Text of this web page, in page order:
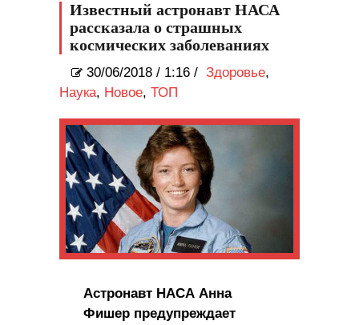
Известный астронавт НАСА
рассказала о страшных
космических заболеваниях
30/06/2018 / 1:16 / Здоровье,
Наука, Новое, ТОП
Астронавт НАСА Анна
Фишер предупреждает